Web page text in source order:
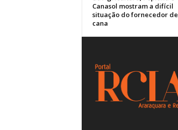
Canasol mostram a difícil
situação do fornecedor de
cana